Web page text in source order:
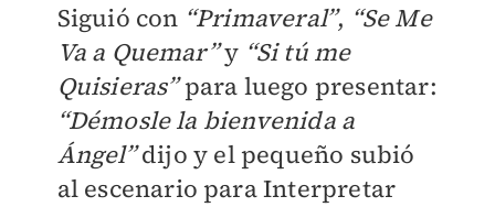
Siguió con “Primaveral”, “Se Me
Va a Quemar”y “Si tú me
Quisieras”para luego presentar:
“Démosle la bienvenida a
Ángel”dijo y el pequeño subió
al escenario para Interpretar